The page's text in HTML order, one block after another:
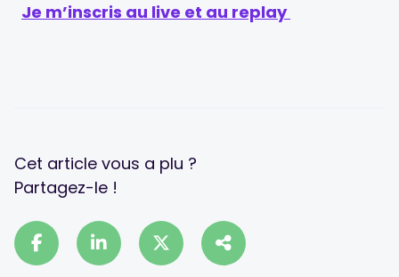
Je m’inscris au live et au replay
Cet article vous a plu ?
Partagez-le !